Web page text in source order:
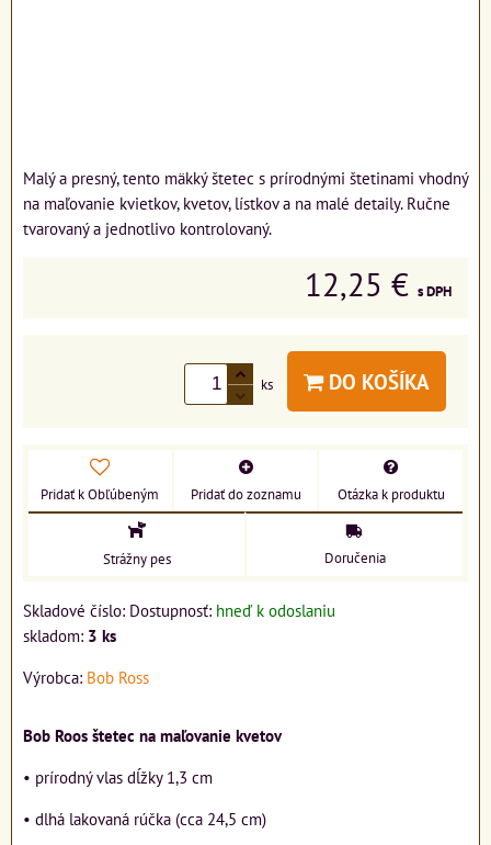
Malý a presný, tento mäkký štetec s prírodnými štetinami vhodný
na maľovanie kvietkov, kvetov, lístkov a na malé detaily. Ručne
tvarovaný a jednotlivo kontrolovaný.
12,25 € s DPH
ks DO KOŠÍKA
Pridať k Obľúbeným Pridať do zoznamu Otázka k produktu
Strážny pes Doručenia
Skladové číslo: Dostupnosť: hneď k odoslaniu
skladom: 3 ks
Výrobca: Bob Ross
Bob Roos štetec na maľovanie kvetov
• prírodný vlas dĺžky 1,3 cm
• dlhá lakovaná rúčka (cca 24,5 cm)